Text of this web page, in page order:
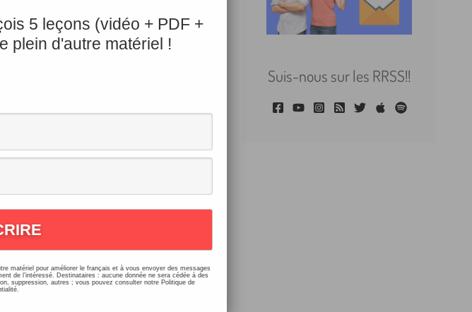
question d’un procès où deux
Perdu, le juge demande à revenir au
Suis-nous sur les RRSS!!
5 leçons (vidéo + PDF +
plein d'autre matériel !
matériel pour améliorer le français et à vous envoyer des messages
de l’intéressé. Destinataires : aucune donnée ne sera cédée à des
suppression, autres ; vous pouvez consulter notre Politique de